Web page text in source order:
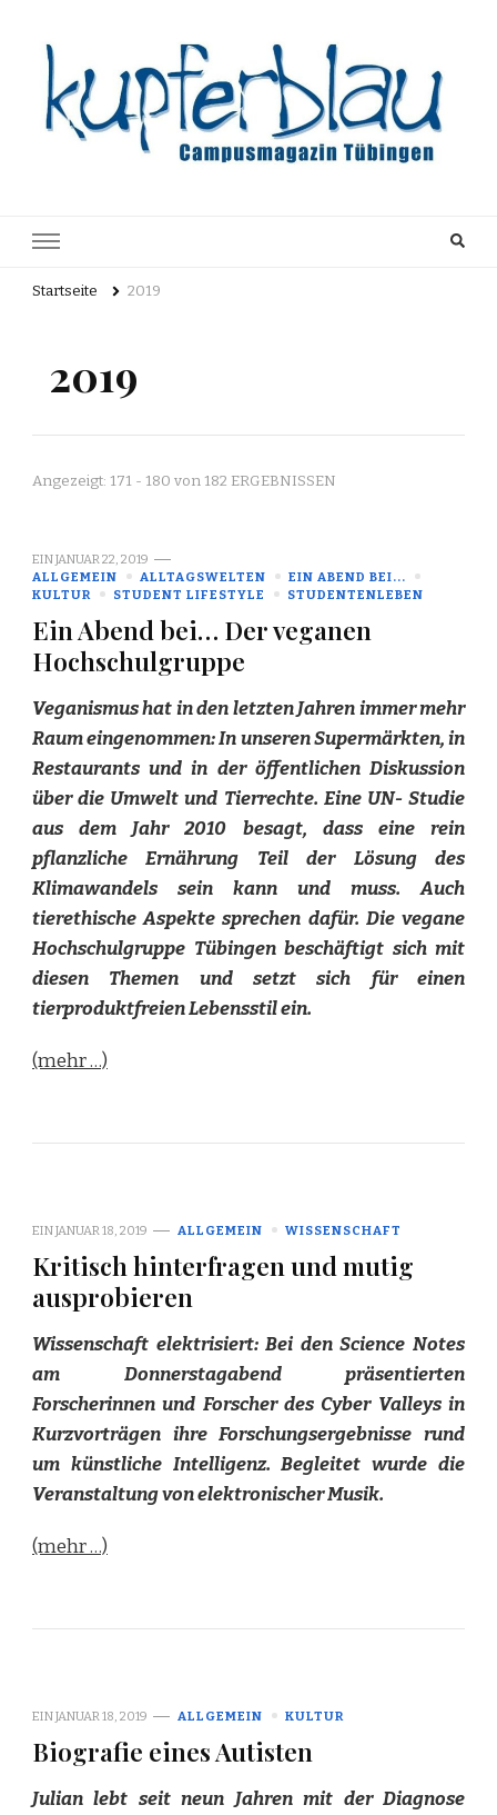
Startseite 2019
2019
Angezeigt: 171 - 180 von 182 ERGEBNISSEN
EINJANUAR 22, 2019
ALLGEMEIN
ALLTAGSWELTEN
EIN ABEND BEI...
KULTUR
STUDENT LIFESTYLE STUDENTENLEBEN
Ein Abend bei… Der veganen
Hochschulgruppe
Veganismus hat in den letzten Jahren immer mehr
Raum eingenommen: In unseren Supermärkten, in
Restaurants und in der öffentlichen Diskussion
über die Umwelt und Tierrechte. Eine UN- Studie
aus dem Jahr 2010 besagt, dass eine rein
pflanzliche Ernährung Teil der Lösung des
Klimawandels sein kann und muss. Auch
tierethische Aspekte sprechen dafür. Die vegane
Hochschulgruppe Tübingen beschäftigt sich mit
diesen Themen und setzt sich für einen
tierproduktfreien Lebensstil ein.
(mehr …)
EINJANUAR 18, 2019 ALLGEMEIN WISSENSCHAFT
Kritisch hinterfragen und mutig
ausprobieren
Wissenschaft elektrisiert: Bei den Science Notes
am Donnerstagabend präsentierten
Forscherinnen und Forscher des Cyber Valleys in
Kurzvorträgen ihre Forschungsergebnisse rund
um künstliche Intelligenz. Begleitet wurde die
Veranstaltung von elektronischer Musik.
(mehr …)
EINJANUAR 18, 2019 ALLGEMEIN KULTUR
Biografie eines Autisten
Julian lebt seit neun Jahren mit der Diagnose